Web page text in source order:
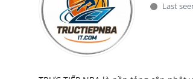
My Lab
Last